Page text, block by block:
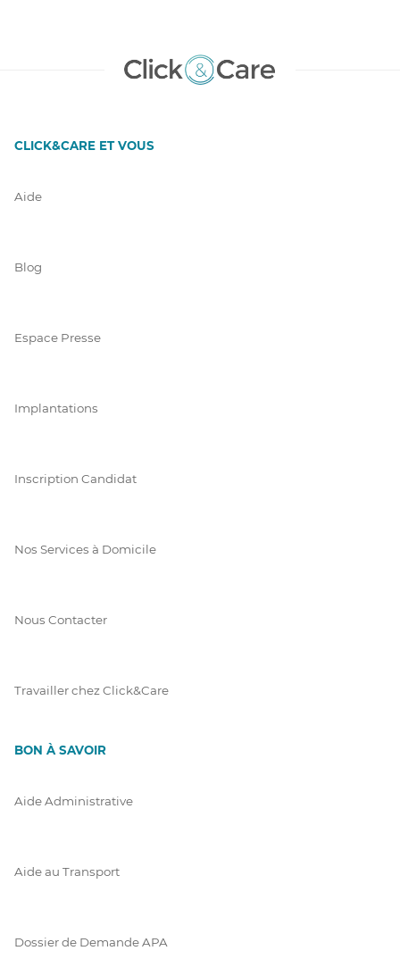
CLICK&CARE ET VOUS
Aide
Blog
Espace Presse
Implantations
Inscription Candidat
Nos Services à Domicile
Nous Contacter
Travailler chez Click&Care
BON À SAVOIR
Aide Administrative
Aide au Transport
Dossier de Demande APA